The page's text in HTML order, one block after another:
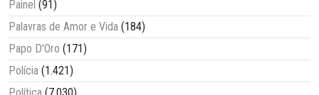
Painel (91)
Palavras de Amor e Vida (184)
Papo D'Oro (171)
Polícia (1.421)